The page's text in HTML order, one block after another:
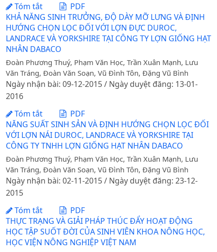
Tóm tắt
PDF
KHẢ NĂNG SINH TRƯỞNG, ĐỘ DÀY MỠ LƯNG VÀ ĐỊNH
HƯỚNG CHỌN LỌC ĐỐI VỚI LỢN ĐỰC DUROC,
LANDRACE VÀ YORKSHIRE TẠI CÔNG TY LỢN GIỐNG HẠT
NHÂN DABACO
Đoàn Phương Thuý, Phạm Văn Học, Trần Xuân Mạnh, Lưu
Văn Tráng, Đoàn Văn Soạn, Vũ Đình Tôn, Đặng Vũ Bình
Ngày nhận bài: 09-12-2015 / Ngày duyệt đăng: 13-01-
2016
Tóm tắt
PDF
NĂNG SUẤT SINH SẢN VÀ ĐỊNH HƯỚNG CHỌN LỌC ĐỐI
VỚI LỢN NÁI DUROC, LANDRACE VÀ YORKSHIRE TẠI
CÔNG TY TNHH LỢN GIỐNG HẠT NHÂN DABACO
Đoàn Phương Thuý, Phạm Văn Học, Trần Xuân Mạnh, Lưu
Văn Tráng, Đoàn Văn Soạn, Vũ Đình Tôn, Đặng Vũ Bình
Ngày nhận bài: 02-11-2015 / Ngày duyệt đăng: 23-12-
2015
Tóm tắt
PDF
THỰC TRẠNG VÀ GIẢI PHÁP THÚC ĐẨY HOẠT ĐỘNG
HỌC TẬP SUỐT ĐỜI CỦA SINH VIÊN KHOA NÔNG HỌC,
HỌC VIỆN NÔNG NGHIỆP VIỆT NAM